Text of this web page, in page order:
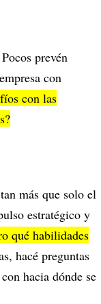
prevén
con
con las
más que solo el
estratégico y
qué habilidades
hacé preguntas
hacia dónde se